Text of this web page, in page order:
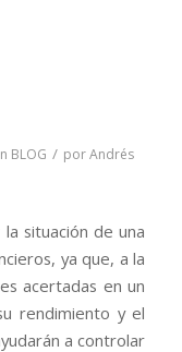
BLOG / porAndrés
situación de una
ya que, a la
acertadas en un
rendimiento y el
a controlar